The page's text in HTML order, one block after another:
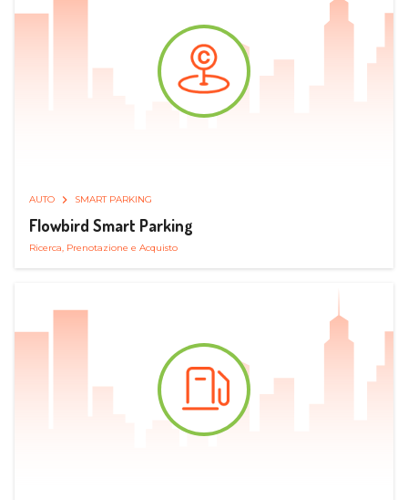
AUTO SMART PARKING
Flowbird Smart Parking
Ricerca, Prenotazione e Acquisto